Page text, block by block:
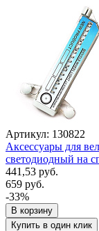
Артикул: 130822
Аксессуары для
светодиодный на
441,53 руб.
659 руб.
-33%
В корзину
Купить в один клик